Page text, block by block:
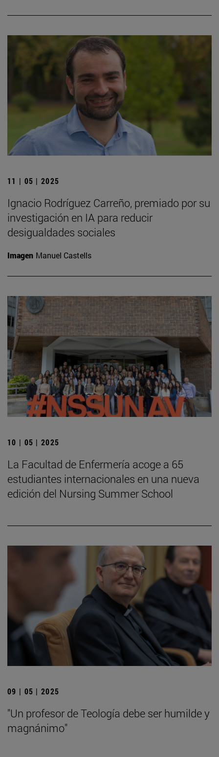
11 | 05 | 2025
Ignacio Rodríguez Carreño, premiado por su
investigación en IA para reducir
desigualdades sociales
Imagen Manuel Castells
10 | 05 | 2025
La Facultad de Enfermería acoge a 65
estudiantes internacionales en una nueva
edición del Nursing Summer School
09 | 05 | 2025
"Un profesor de Teología debe ser humilde y
magnánimo"